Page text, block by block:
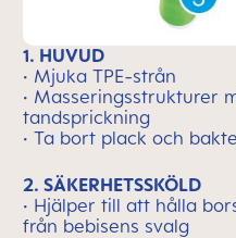
1. HUVUD
• Mjuka TPE-strån
• Masseringsstrukturer
tandsprickning
• Ta bort plack och
2. SÄKERHETSSKÖLD
• Hjälper till att hålla
från bebisens svalg